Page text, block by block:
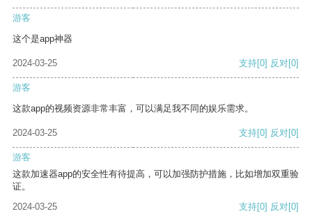
游客
这个是app神器
2024-03-25 支持[0] 反对[0]
游客
这款app的视频资源非常丰富，可以满足我不同的娱乐需求。
2024-03-25 支持[0] 反对[0]
游客
这款加速器app的安全性有待提高，可以加强防护措施，比如增加双重验
证。
2024-03-25
支持[0] 反对[0]